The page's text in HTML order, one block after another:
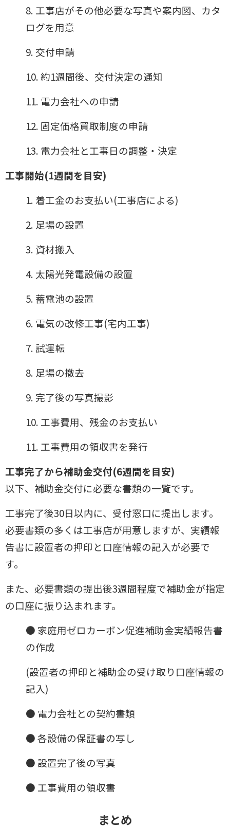
8. 工事店がその他必要な写真や案内図、カタ
ログを用意
9. 交付申請
10. 約1週間後、交付決定の通知
11. 電力会社への申請
12. 固定価格買取制度の申請
13. 電力会社と工事日の調整・決定
工事開始(1週間を目安)
1. 着工金のお支払い(工事店による)
2. 足場の設置
3. 資材搬入
4. 太陽光発電設備の設置
5. 蓄電池の設置
6. 電気の改修工事(宅内工事)
7. 試運転
8. 足場の撤去
9. 完了後の写真撮影
10. 工事費用、残金のお支払い
11. 工事費用の領収書を発行
工事完了から補助金交付(6週間を目安)
以下、補助金交付に必要な書類の一覧です。
工事完了後30日以内に、受付窓口に提出します。
必要書類の多くは工事店が用意しますが、実績報
告書に設置者の押印と口座情報の記入が必要で
す。
また、必要書類の提出後3週間程度で補助金が指定
の口座に振り込まれます。
● 家庭用ゼロカーボン促進補助金実績報告書
の作成
(設置者の押印と補助金の受け取り口座情報の
記入)
● 電力会社との契約書類
● 各設備の保証書の写し
● 設置完了後の写真
● 工事費用の領収書
まとめ